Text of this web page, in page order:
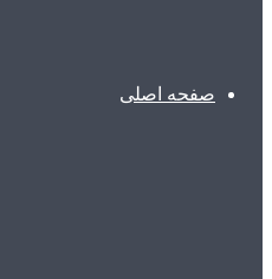
صفحه اصلی